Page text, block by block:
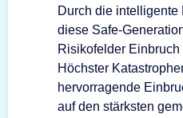
Durch die intelligente
diese Safe-
Risikofelder Einbruch
Höchster
hervorragende
auf den stärksten